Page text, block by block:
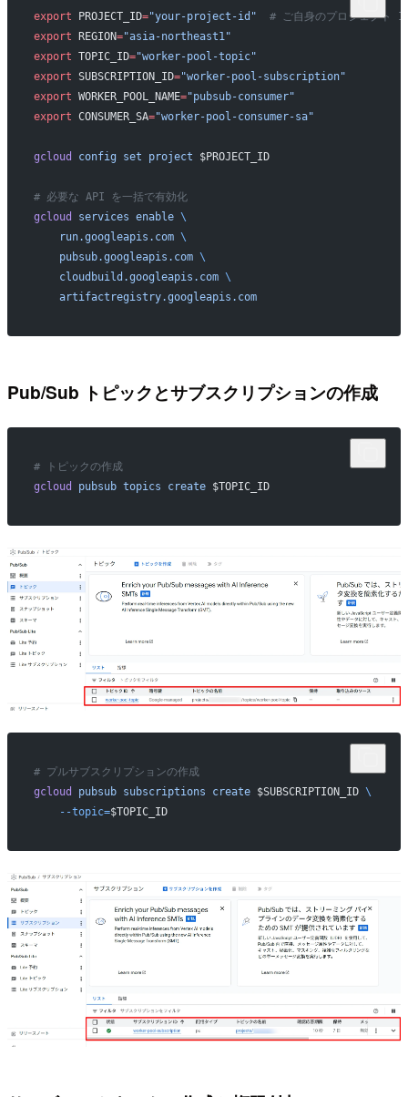
export PROJECT_ID="your-project-id"
# ご自身のプロジェクト
export REGION="asia-northeast1"
export TOPIC_ID="worker-pool-topic"
export SUBSCRIPTION_ID="worker-pool-subscription"
export WORKER_POOL_NAME="pubsub-consumer"
export CONSUMER_SA="worker-pool-consumer-sa"
gcloud config set project $PROJECT_ID
# 必要な API を一括で有効化
gcloud
services enable \
    run.googleapis.com
\
    pubsub.googleapis.com
\
    cloudbuild.googleapis.com
\
    artifactregistry.googleapis.com
Pub/Sub トピックとサブスクリプションの作成
# トピックの作成
gcloud
pubsub topics create $TOPIC_ID
# プルサブスクリプションの作成
gcloud
pubsub subscriptions create $SUBSCRIPTION_ID \
    --topic=
$TOPIC_ID